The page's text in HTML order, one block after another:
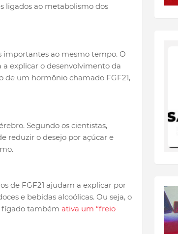
ligados ao metabolismo dos
importantes ao mesmo tempo. O
explicar o desenvolvimento da
de um hormônio chamado FGF21,
Segundo os cientistas,
reduzir o desejo por açúcar e
de FGF21 ajudam a explicar por
e bebidas alcoólicas. Ou seja, o
fígado também ativa um “freio